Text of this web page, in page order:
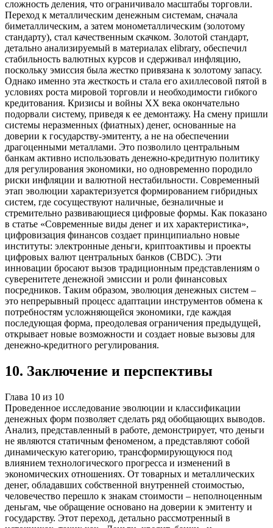
сложность деления, что ограничивало масштабы торговли.
Переход к металлическим денежным системам, сначала
биметаллическим, а затем монометаллическим (золотому
стандарту), стал качественным скачком. Золотой стандарт,
детально анализируемый в материалах elibrary, обеспечил
стабильность валютных курсов и сдерживал инфляцию,
поскольку эмиссия была жестко привязана к золотому запасу.
Однако именно эта жесткость и стала его ахиллесовой пятой в
условиях роста мировой торговли и необходимости гибкого
кредитования. Кризисы и войны XX века окончательно
подорвали систему, приведя к ее демонтажу. На смену пришли
системы неразменных (фиатных) денег, основанные на
доверии к государству-эмитенту, а не на обеспечении
драгоценными металлами. Это позволило центральным
банкам активно использовать денежно-кредитную политику
для регулирования экономики, но одновременно породило
риски инфляции и валютной нестабильности. Современный
этап эволюции характеризуется формированием гибридных
систем, где сосуществуют наличные, безналичные и
стремительно развивающиеся цифровые формы. Как показано
в статье «Современные виды денег и их характеристика»,
цифровизация финансов создает принципиально новые
институты: электронные деньги, криптоактивы и проекты
цифровых валют центральных банков (CBDC). Эти
инновации бросают вызов традиционным представлениям о
суверенитете денежной эмиссии и роли финансовых
посредников. Таким образом, эволюция денежных систем –
это непрерывный процесс адаптации инструментов обмена к
потребностям усложняющейся экономики, где каждая
последующая форма, преодолевая ограничения предыдущей,
открывает новые возможности и создает новые вызовы для
денежно-кредитного регулирования.
10. Заключение и перспективы
Глава 10 из 10
Проведенное исследование эволюции и классификации
денежных форм позволяет сделать ряд обобщающих выводов.
Анализ, представленный в работе, демонстрирует, что деньги
не являются статичным феноменом, а представляют собой
динамическую категорию, трансформирующуюся под
влиянием технологического прогресса и изменений в
экономических отношениях. От товарных и металлических
денег, обладавших собственной внутренней стоимостью,
человечество перешло к знакам стоимости – неполноценным
деньгам, чье обращение основано на доверии к эмитенту и
государству. Этот переход, детально рассмотренный в